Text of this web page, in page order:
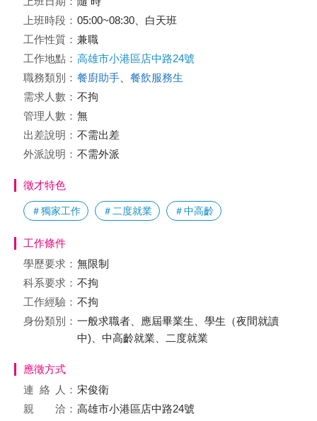
上班時段： 05:00~08:30、白天班
工作性質： 兼職
工作地點： 高雄市小港區店中路24號
職務類別： 餐廚助手
餐飲服務生
需求人數： 不拘
管理人數： 無
出差說明： 不需出差
外派說明： 不需外派
徵才特色
＃獨家工作 ＃二度就業 ＃中高齡
工作條件
學歷要求： 無限制
科系要求： 不拘
工作經驗： 不拘
身份類別： 一般求職者、應屆畢業生、學生（夜間就讀
中)、中高齡就業、二度就業
應徵方式
連絡
人： 宋俊衛
親 洽： 高雄市小港區店中路24號